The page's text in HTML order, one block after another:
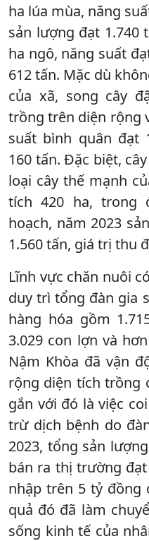
ha lúa mùa, năng
sản lượng đạt 1.740
ha ngô, năng suất
612 tấn. Mặc dù
của xã, song cây
trồng trên diện rộng
suất bình quân đạt
160 tấn. Đặc biệt,
loại cây thế mạnh
tích 420 ha, trong
hoạch, năm 2023
1.560 tấn, giá trị thu
Lĩnh vực chăn nuôi
duy trì tổng đàn gia
hàng hóa gồm
3.029 con lợn và
Nậm Khòa đã vận
rộng diện tích trồng
gắn với đó là việc
trừ dịch bệnh do
2023, tổng sản
bán ra thị trường
nhập trên 5 tỷ đồng
quả đó đã làm
sống kinh tế của